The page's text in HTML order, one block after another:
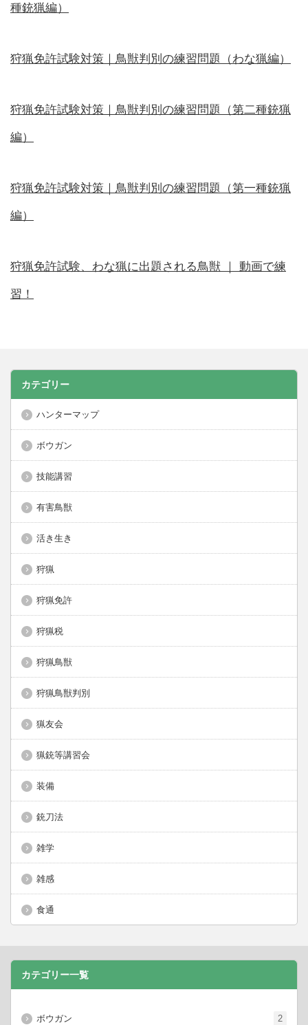
種銃猟編）
狩猟免許試験対策｜鳥獣判別の練習問題（わな猟編）
狩猟免許試験対策｜鳥獣判別の練習問題（第二種銃猟
編）
狩猟免許試験対策｜鳥獣判別の練習問題（第一種銃猟
編）
狩猟免許試験、わな猟に出題される鳥獣 ｜ 動画で練
習！
カテゴリー
ハンターマップ
ボウガン
技能講習
有害鳥獣
活き生き
狩猟
狩猟免許
狩猟税
狩猟鳥獣
狩猟鳥獣判別
猟友会
猟銃等講習会
装備
銃刀法
雑学
雑感
食通
カテゴリー一覧
ボウガン 2